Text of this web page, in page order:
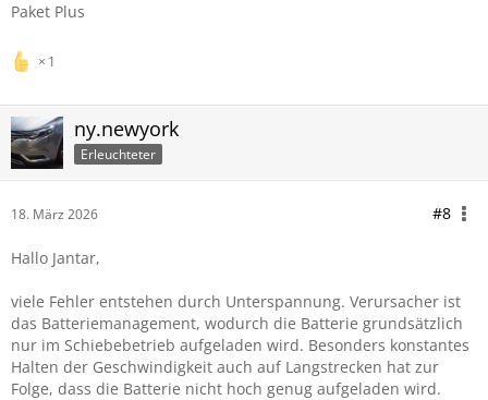
Paket Plus
1
ny.newyork
Erleuchteter
18. März 2026 #8
Hallo Jantar,
viele Fehler entstehen durch Unterspannung. Verursacher ist
das Batteriemanagement, wodurch die Batterie grundsätzlich
nur im Schiebebetrieb aufgeladen wird. Besonders konstantes
Halten der Geschwindigkeit auch auf Langstrecken hat zur
Folge, dass die Batterie nicht hoch genug aufgeladen wird.